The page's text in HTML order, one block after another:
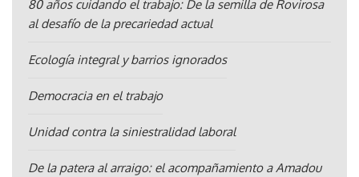
80 años cuidando el trabajo: De la semilla de Rovirosa
al desafío de la precariedad actual
Ecología integral y barrios ignorados
Democracia en el trabajo
Unidad contra la siniestralidad laboral
De la patera al arraigo: el acompañamiento a Amadou